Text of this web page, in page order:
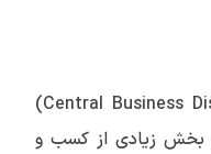
منطقه تجاری مرکزی استرالیا (Central Business District)
بخش زیادی از کسب و